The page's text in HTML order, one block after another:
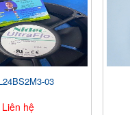
03
Liên hệ